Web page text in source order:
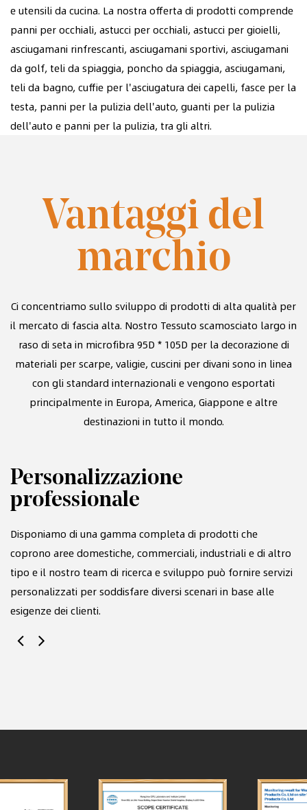
e utensili da cucina. La nostra offerta di prodotti comprende
panni per occhiali, astucci per occhiali, astucci per gioielli,
asciugamani rinfrescanti, asciugamani sportivi, asciugamani
da golf, teli da spiaggia, poncho da spiaggia, asciugamani,
teli da bagno, cuffie per l'asciugatura dei capelli, fasce per la
testa, panni per la pulizia dell'auto, guanti per la pulizia
dell'auto e panni per la pulizia, tra gli altri.
Vantaggi del
marchio
Ci concentriamo sullo sviluppo di prodotti di alta qualità per
il mercato di fascia alta. Nostro Tessuto scamosciato largo in
raso di seta in microfibra 95D * 105D per la decorazione di
materiali per scarpe, valigie, cuscini per divani sono in linea
con gli standard internazionali e vengono esportati
principalmente in Europa, America, Giappone e altre
destinazioni in tutto il mondo.
Personalizzazione
professionale
Disponiamo di una gamma completa di prodotti che
coprono aree domestiche, commerciali, industriali e di altro
tipo e il nostro team di ricerca e sviluppo può fornire servizi
personalizzati per soddisfare diversi scenari in base alle
esigenze dei clienti.